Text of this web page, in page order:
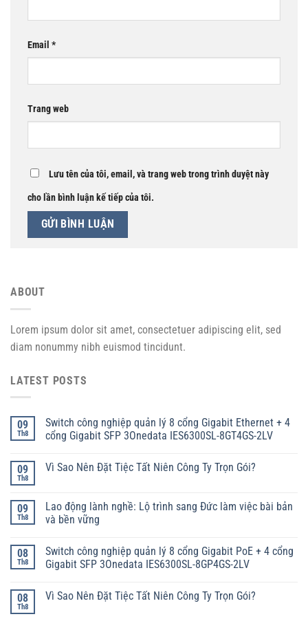
Email *
Trang web
Lưu tên của tôi, email, và trang web trong trình duyệt này
cho lần bình luận kế tiếp của tôi.
ABOUT
Lorem ipsum dolor sit amet, consectetuer adipiscing elit, sed
diam nonummy nibh euismod tincidunt.
LATEST POSTS
09
Th8
Switch công nghiệp quản lý 8 cổng Gigabit Ethernet + 4
cổng Gigabit SFP 3Onedata IES6300SL-8GT4GS-2LV
09
Th8
Vì Sao Nên Đặt Tiệc Tất Niên Công Ty Trọn Gói?
09
Th8
Lao động lành nghề: Lộ trình sang Đức làm việc bài bản
và bền vững
08
Th8
Switch công nghiệp quản lý 8 cổng Gigabit PoE + 4 cổng
Gigabit SFP 3Onedata IES6300SL-8GP4GS-2LV
08
Th8
Vì Sao Nên Đặt Tiệc Tất Niên Công Ty Trọn Gói?